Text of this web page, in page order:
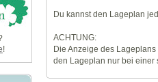
!
Du kannst den Lageplan
ACHTUNG:
Die Anzeige des
den Lageplan nur bei einer